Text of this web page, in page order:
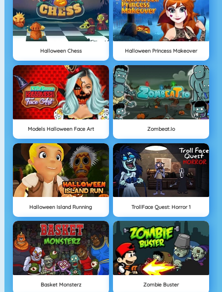
Halloween Chess Halloween Princess Makeover
Models Halloween Face Art Zombeat.io
Halloween Island Running TrollFace Quest: Horror 1
Basket Monsterz Zombie Buster